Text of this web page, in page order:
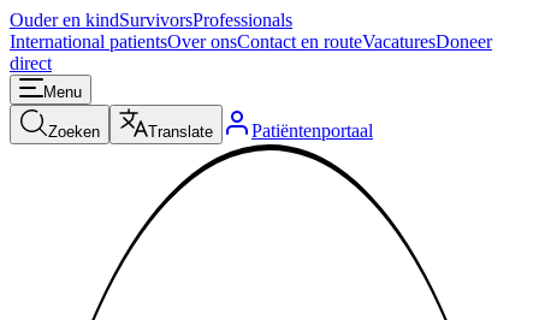
Ouder en kindSurvivorsProfessionals
International patientsOver onsContact en routeVacaturesDoneer
direct
Menu
Zoeken Translate Patiëntenportaal